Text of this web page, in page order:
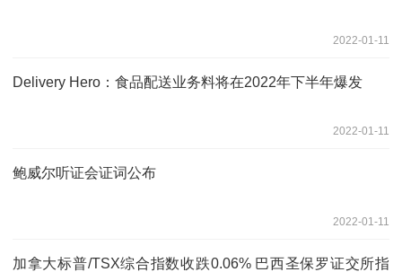
2022-01-11
Delivery Hero：食品配送业务料将在2022年下半年爆发
2022-01-11
鲍威尔听证会证词公布
2022-01-11
加拿大标普/TSX综合指数收跌0.06% 巴西圣保罗证交所指